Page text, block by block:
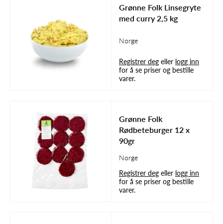
Grønne Folk Linsegryte
med curry 2,5 kg
Norge
Registrer deg eller logg inn
for å se priser og bestille
varer.
Grønne Folk
Rødbeteburger 12 x
90gr
Norge
Registrer deg eller logg inn
for å se priser og bestille
varer.